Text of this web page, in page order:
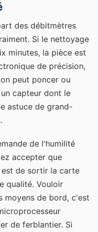
des débitmètres
Si le nettoyage
minutes, la pièce est
de précision,
peut poncer ou
capteur dont le
astuce de grand-
de l'humilité
accepter que
de sortir la carte
qualité. Vouloir
moyens de bord, c'est
de ferblantier. Si